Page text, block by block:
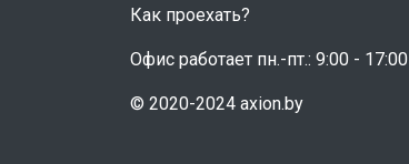
Как проехать?
Офис работает пн.-пт.: 9:00 - 17:00
© 2020-2024 axion.by